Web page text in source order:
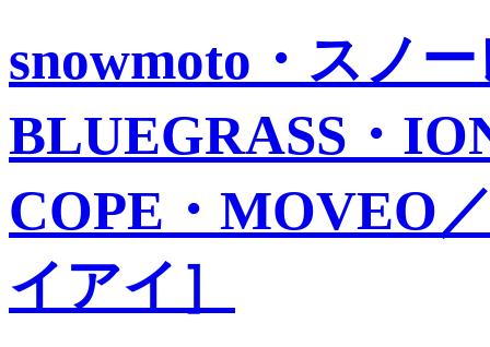
snowmoto・スノ
BLUEGRASS・
COPE・MOVEO
イアイ］